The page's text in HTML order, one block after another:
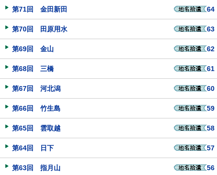
第71回 金田新田 64
第70回 田原用水 63
第69回 金山 62
第68回 三橋 61
第67回 河北潟 60
第66回 竹生島 59
第65回 雲取越 58
第64回 日下 57
第63回 指月山 56